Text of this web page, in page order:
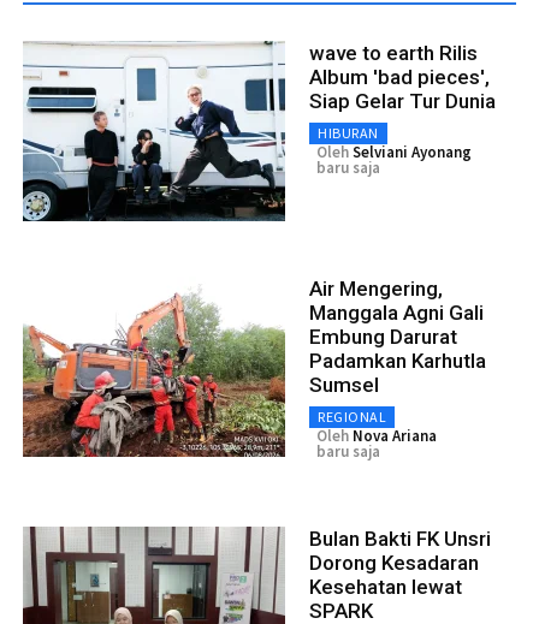
wave to earth Rilis
Album 'bad pieces',
Siap Gelar Tur Dunia
HIBURAN
OlehSelviani Ayonang
baru saja
Air Mengering,
Manggala Agni Gali
Embung Darurat
Padamkan Karhutla
Sumsel
REGIONAL
Oleh Nova Ariana
baru saja
Bulan Bakti FK Unsri
Dorong Kesadaran
Kesehatan lewat
SPARK